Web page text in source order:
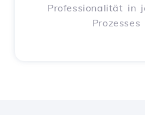
Professionalität in